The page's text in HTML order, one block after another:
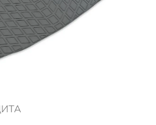
на дорогах
информация